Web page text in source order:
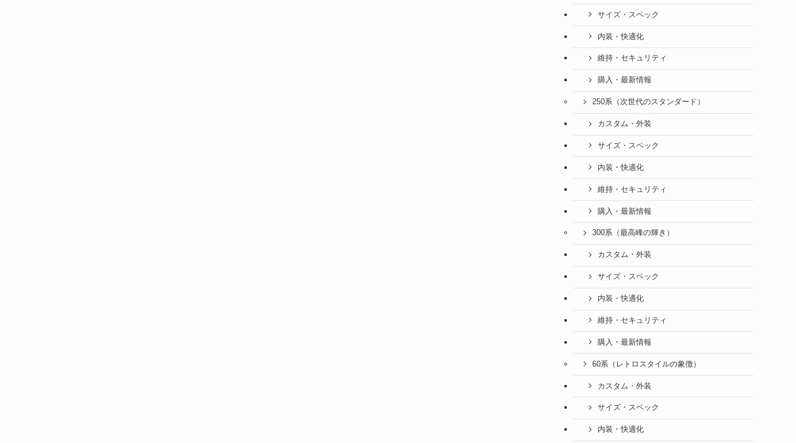
サイズ・スペック
内装・快適化
維持・セキュリティ
購入・最新情報
250系（次世代のスタンダード）
カスタム・外装
サイズ・スペック
内装・快適化
維持・セキュリティ
購入・最新情報
300系（最高峰の輝き）
カスタム・外装
サイズ・スペック
内装・快適化
維持・セキュリティ
購入・最新情報
60系（レトロスタイルの象徴）
カスタム・外装
サイズ・スペック
内装・快適化